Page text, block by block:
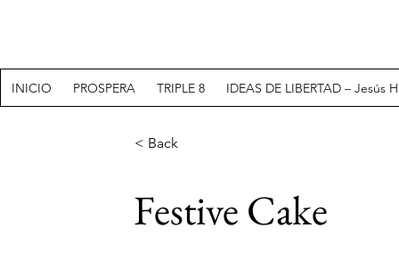
INICIO PROSPERA TRIPLE 8 IDEAS DE LIBERTAD – Jesús
< Back
Festive Cake